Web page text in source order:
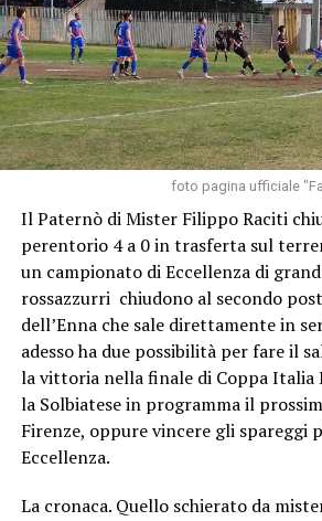
foto pagina ufficiale
Il Paternò di Mister Filippo Raciti
perentorio 4 a 0 in trasferta sul
un campionato di Eccellenza di
rossazzurri chiudono al secondo
dell’Enna che sale direttamente in
adesso ha due possibilità per fare il
la vittoria nella finale di Coppa Italia
la Solbiatese in programma il
Firenze, oppure vincere gli spareggi
Eccellenza.
La cronaca. Quello schierato da